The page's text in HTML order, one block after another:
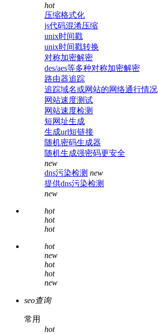
hot
压缩格式化
js代码混淆压缩
unix时间戳
unix时间戳转换
对称加密解密
des/aes等多种对称加密解密
路由器追踪
追踪域名或网站的网络通行情况
网站速度测试
网站速度检测
短网址生成
生成url短链接
随机密码生成器
随机生成强密码更安全
new
dns污染检测 new
提供dns污染检测
new
hot
hot
hot
hot
new
hot
hot
new
seo查询
常用
hot